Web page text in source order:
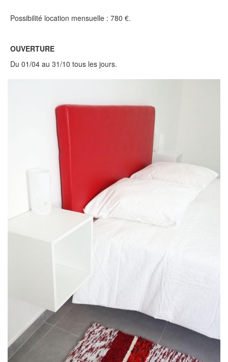
Possibilité location mensuelle : 780 €.
OUVERTURE
Du 01/04 au 31/10 tous les jours.